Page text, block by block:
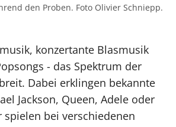
den Proben. Foto Olivier Schniepp.
konzertante Blasmusik
- das Spektrum der
Dabei erklingen bekannte
Jackson, Queen, Adele oder
spielen bei verschiedenen